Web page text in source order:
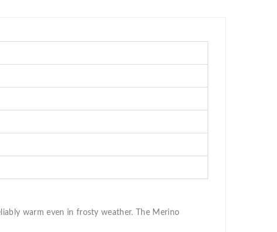
warm even in frosty weather. The Merino